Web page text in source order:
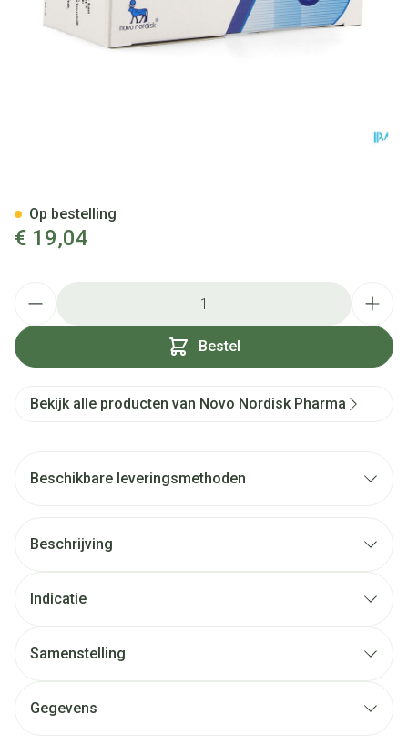
€ 19,04
Bestel
Op bestelling
Bekijk alle producten van Novo Nordisk Pharma
Beschikbare leveringsmethoden
Beschrijving
Indicatie
Samenstelling
Gegevens